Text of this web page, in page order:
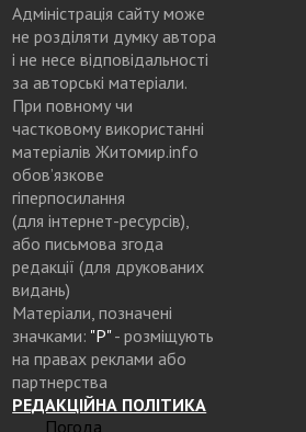
Адміністрація сайту може
не розділяти думку автора
і не несе відповідальності
за авторські матеріали.
При повному чи
частковому використанні
матеріалів Житомир.info
обов’язкове
гіперпосилання
(для інтернет-ресурсів),
або письмова згода
редакції (для друкованих
видань)
Матеріали, позначені
значками: "Р"- розміщують
на правах реклами або
партнерства
РЕДАКЦІЙНА ПОЛІТИКА
Погода